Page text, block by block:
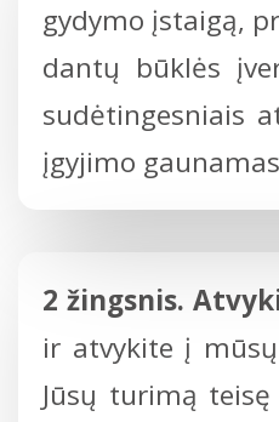
gydymo įstaigą,
dantų būklės
sudėtingesniais
įgyjimo
2 žingsnis.
ir atvykite į mūsų
Jūsų turimą